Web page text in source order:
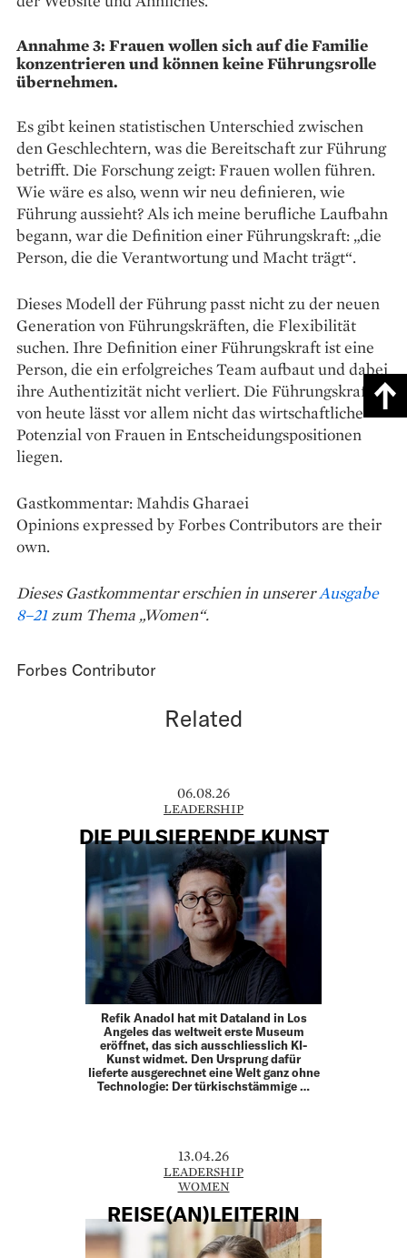
Annahme 3: Frauen wollen sich auf die Familie
konzentrieren und können keine ­Führungsrolle
übernehmen.
Es gibt keinen statistischen Unterschied zwischen
den Geschlechtern, was die Bereitschaft zur Führung
betrifft. Die Forschung zeigt: Frauen wollen führen.
Wie wäre es also, wenn wir neu definieren, wie
Führung aussieht? Als ich meine berufliche Laufbahn
begann, war die Definition einer Führungskraft: „die
Person, die die Verantwortung und Macht trägt“.
Dieses Modell der Führung passt nicht zu der neuen
Generation von Führungskräften, die Flexibilität
suchen. Ihre Definition einer Führungskraft ist eine
Person, die ein erfolgreiches Team aufbaut und dabei
ihre Authentizität nicht verliert. Die Führungskraft
von heute lässt vor allem nicht das wirtschaft­liche
Potenzial von Frauen in Entscheidungs­positionen
liegen.
Gastkommentar: Mahdis Gharaei
Opinions expressed by Forbes Contributors are their
own.
Dieses Gastkommentar erschien in unsererAusgabe
8–21zum Thema „Women“.
Forbes Contributor
Related
06.08.26
LEADERSHIP
DIE PULSIERENDE KUNST
Refik Anadol hat mit Dataland in Los
Angeles das weltweit erste Museum
eröffnet, das sich ausschliesslich KI-
Kunst widmet. Den Ursprung dafür
lieferte ausgerechnet eine Welt ganz ohne
Technologie: Der türkischstämmige …
13.04.26
LEADERSHIP
WOMEN
REISE(AN)LEITERIN